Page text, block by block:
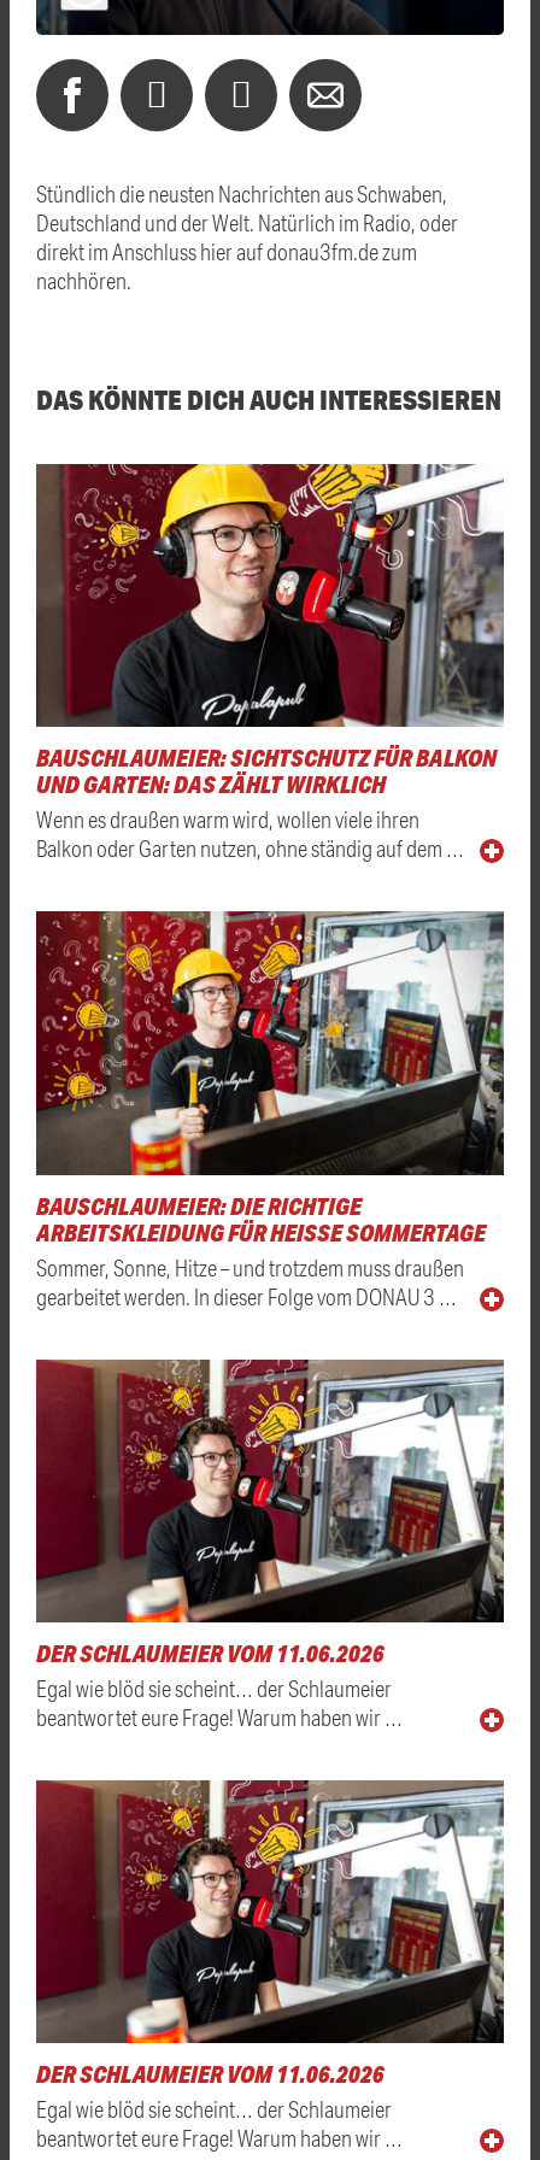
Stündlich die neusten Nachrichten aus Schwaben,
Deutschland und der Welt. Natürlich im Radio, oder
direkt im Anschluss hier auf donau3fm.de zum
nachhören.
DAS KÖNNTE DICH AUCH INTERESSIEREN
BAUSCHLAUMEIER: SICHTSCHUTZ FÜR BALKON
UND GARTEN: DAS ZÄHLT WIRKLICH
Wenn es draußen warm wird, wollen viele ihren
Balkon oder Garten nutzen, ohne ständig auf dem …
BAUSCHLAUMEIER: DIE RICHTIGE
ARBEITSKLEIDUNG FÜR HEISSE SOMMERTAGE
Sommer, Sonne, Hitze – und trotzdem muss draußen
gearbeitet werden. In dieser Folge vom DONAU 3 …
DER SCHLAUMEIER VOM 11.06.2026
Egal wie blöd sie scheint… der Schlaumeier
beantwortet eure Frage! Warum haben wir …
DER SCHLAUMEIER VOM 11.06.2026
Egal wie blöd sie scheint… der Schlaumeier
beantwortet eure Frage! Warum haben wir …